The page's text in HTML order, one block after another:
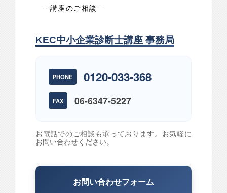
– 講座のご相談 –
KEC中小企業診断士講座 事務局
PHONE 0120-033-368
FAX 06-6347-5227
お電話でのご相談も承っております。お気軽に
お問い合わせください。
お問い合わせフォーム